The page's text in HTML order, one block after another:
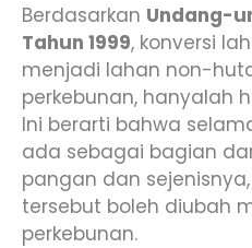
Berdasarkan Undang-
Tahun 1999, konversi
menjadi lahan non-
perkebunan, hanyalah
Ini berarti bahwa
ada sebagai bagian
pangan dan
tersebut boleh diubah
perkebunan.